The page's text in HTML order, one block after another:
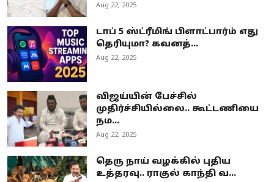
Aug 22, 2025
டாப் 5 ஸ்ட்ரீமிங் பிளாட்பார்ம் எது
தெரியுமா? கவனத்...
Aug 22, 2025
விஜய்யின் பேச்சில்
முதிர்ச்சியில்லை.. கூட்டணியை
நம...
Aug 22, 2025
தெரு நாய் வழக்கில் புதிய
உத்தரவு.. ராகுல் காந்தி வ...